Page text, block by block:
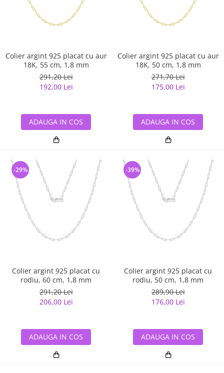
Colier argint 925 placat cu aur
18K, 55 cm, 1,8 mm
291,20 Lei
192,00 Lei
ADAUGA IN COS
Colier argint 925 placat cu aur
18K, 50 cm, 1,8 mm
271,70 Lei
175,00 Lei
ADAUGA IN COS
Colier argint 925 placat cu
rodiu, 60 cm, 1,8 mm
291,20 Lei
206,00 Lei
-29%
ADAUGA IN COS
Colier argint 925 placat cu
rodiu, 50 cm, 1,8 mm
289,90 Lei
176,00 Lei
-39%
ADAUGA IN COS